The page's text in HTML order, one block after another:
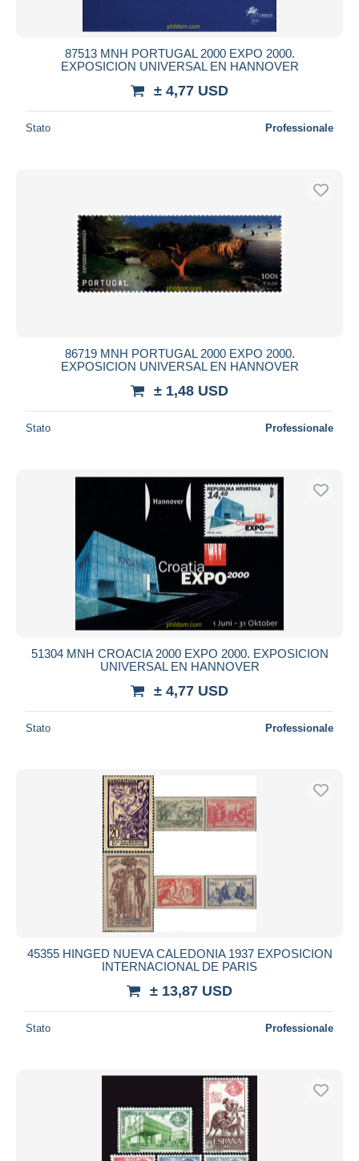
87513 MNH PORTUGAL 2000 EXPO 2000.
EXPOSICION UNIVERSAL EN HANNOVER
± 4,77 USD
Stato Professionale
86719 MNH PORTUGAL 2000 EXPO 2000.
EXPOSICION UNIVERSAL EN HANNOVER
± 1,48 USD
Stato Professionale
51304 MNH CROACIA 2000 EXPO 2000. EXPOSICION
UNIVERSAL EN HANNOVER
± 4,77 USD
Stato Professionale
45355 HINGED NUEVA CALEDONIA 1937 EXPOSICION
INTERNACIONAL DE PARIS
± 13,87 USD
Stato Professionale